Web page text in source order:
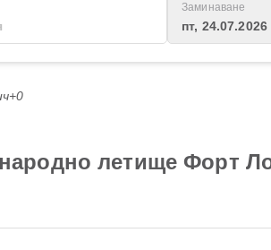
Заминаване
пт, 24.07.2026
летище Форт